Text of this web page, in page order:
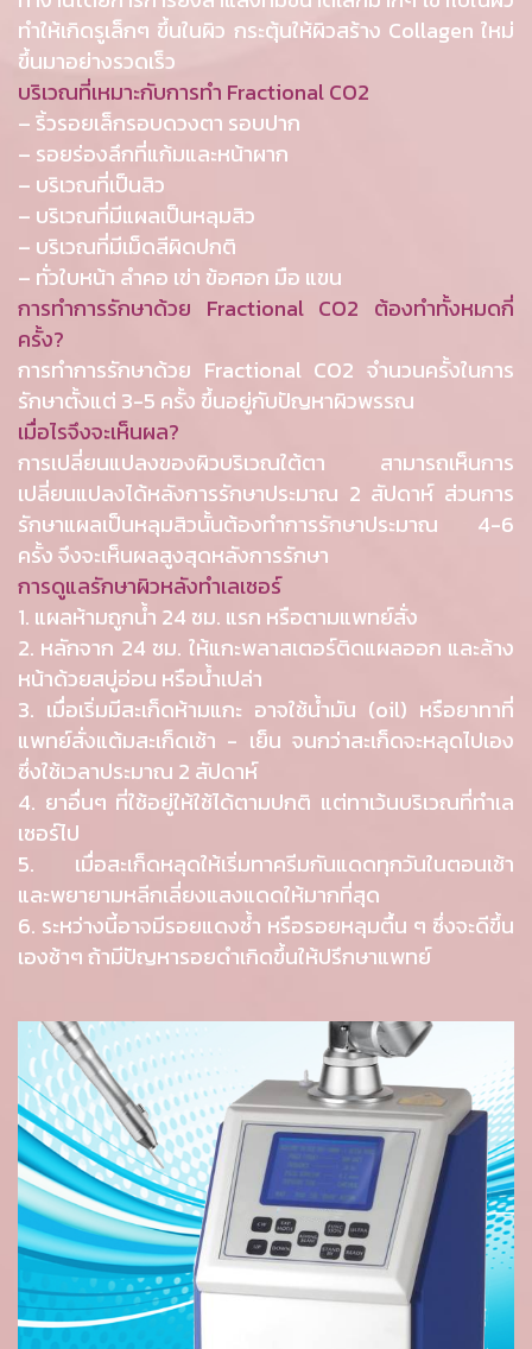
ทำให้เกิดรูเล็กๆ ขึ้นในผิว กระตุ้นให้ผิวสร้าง Collagen ใหม่
ขึ้นมาอย่างรวดเร็ว
บริเวณที่เหมาะกับการทำ Fractional CO2
– ริ้วรอยเล็กรอบดวงตา รอบปาก
– รอยร่องลึกที่แก้มและหน้าผาก
– บริเวณที่เป็นสิว
– บริเวณที่มีแผลเป็นหลุมสิว
– บริเวณที่มีเม็ดสีผิดปกติ
– ทั่วใบหน้า ลำคอ เข่า ข้อศอก มือ แขน
การทำการรักษาด้วย Fractional CO2 ต้องทำทั้งหมดกี่
ครั้ง?
การทำการรักษาด้วย Fractional CO2 จำนวนครั้งในการ
รักษาตั้งแต่ 3-5 ครั้ง ขึ้นอยู่กับปัญหาผิวพรรณ
เมื่อไรจึงจะเห็นผล?
การเปลี่ยนแปลงของผิวบริเวณใต้ตา สามารถเห็นการ
เปลี่ยนแปลงได้หลังการรักษาประมาณ 2 สัปดาห์ ส่วนการ
รักษาแผลเป็นหลุมสิวนั้นต้องทำการรักษาประมาณ 4-6
ครั้ง จึงจะเห็นผลสูงสุดหลังการรักษา
การดูแลรักษาผิวหลังทำเลเซอร์
1. แผลห้ามถูกน้ำ 24 ชม. แรก หรือตามแพทย์สั่ง
2. หลักจาก 24 ชม. ให้แกะพลาสเตอร์ติดแผลออก และล้าง
หน้าด้วยสบู่อ่อน หรือน้ำเปล่า
3. เมื่อเริ่มมีสะเก็ดห้ามแกะ อาจใช้น้ำมัน (oil) หรือยาทาที่
แพทย์สั่งแต้มสะเก็ดเช้า - เย็น จนกว่าสะเก็ดจะหลุดไปเอง
ซึ่งใช้เวลาประมาณ 2 สัปดาห์
4. ยาอื่นๆ ที่ใช้อยู่ให้ใช้ได้ตามปกติ แต่ทาเว้นบริเวณที่ทำเล
เซอร์ไป
5. เมื่อสะเก็ดหลุดให้เริ่มทาครีมกันแดดทุกวันในตอนเช้า
และพยายามหลีกเลี่ยงแสงแดดให้มากที่สุด
6. ระหว่างนี้อาจมีรอยแดงช้ำ หรือรอยหลุมตื้น ๆ ซึ่งจะดีขึ้น
เองช้าๆ ถ้ามีปัญหารอยดำเกิดขึ้นให้ปรึกษาแพทย์